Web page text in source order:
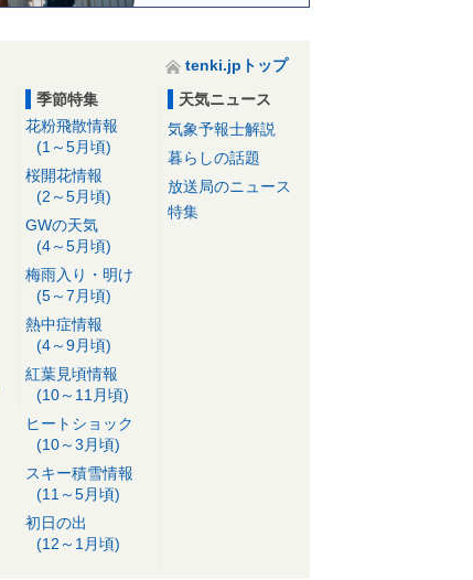
tenki.jpトップ
季節特集
花粉飛散情報
(1～5月頃)
桜開花情報
(2～5月頃)
GWの天気
(4～5月頃)
梅雨入り・明け
(5～7月頃)
熱中症情報
(4～9月頃)
紅葉見頃情報
(10～11月頃)
ヒートショック
(10～3月頃)
スキー積雪情報
(11～5月頃)
初日の出
(12～1月頃)
天気ニュース
気象予報士解説
暮らしの話題
放送局のニュース
特集